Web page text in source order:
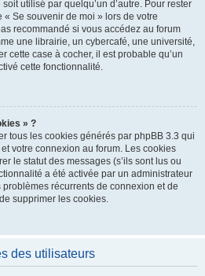
utilisé par quelqu’un d’autre. Pour rester
Se souvenir de moi » lors de votre
recommandé si vous accédez au forum
une librairie, un cybercafé, une université,
cette case à cocher, il est probable qu’un
cette fonctionnalité.
» ?
tous les cookies générés par phpBB 3.3 qui
votre connexion au forum. Les cookies
le statut des messages (s’ils sont lus ou
a été activée par un administrateur
récurrents de connexion et de
supprimer les cookies.
des utilisateurs